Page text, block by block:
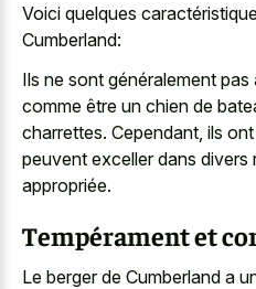
Voici quelques
Cumberland:
Ils ne sont généralement
comme être un chien de
charrettes. Cependant, ils
peuvent exceller dans
appropriée.
Tempérament et
Le berger de Cumberland a